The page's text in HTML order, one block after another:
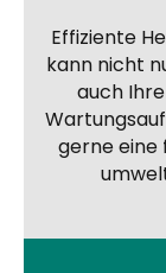
Effiziente
kann nicht
auch
gerne eine